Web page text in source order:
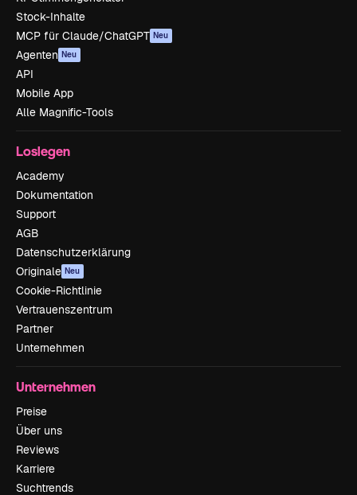
Stock-Inhalte
MCP für Claude/ChatGPT Neu
Agenten Neu
API
Mobile App
Alle Magnific-Tools
Loslegen
Academy
Dokumentation
Support
AGB
Datenschutzerklärung
Originale Neu
Cookie-Richtlinie
Vertrauenszentrum
Partner
Unternehmen
Unternehmen
Preise
Über uns
Reviews
Karriere
Suchtrends